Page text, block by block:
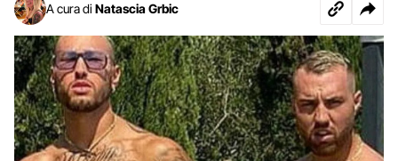
A cura di Natascia Grbic